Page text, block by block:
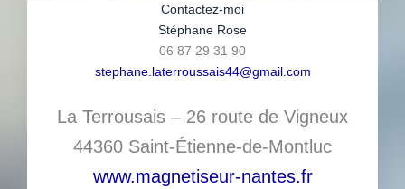
Contactez-moi
Stéphane Rose
06 87 29 31 90
stephane.laterroussais44@gmail.com
La Terrousais – 26 route de Vigneux
44360 Saint-Étienne-de-Montluc
www.magnetiseur-nantes.fr